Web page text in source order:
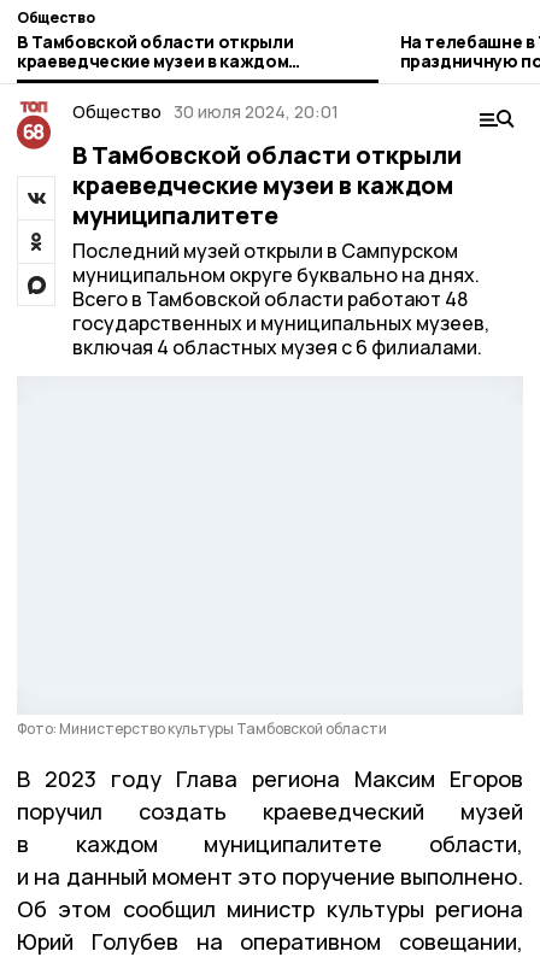
Общество
В Тамбовской области открыли
краеведческие музеи в каждом
муниципалитете
На телебашне
праздничную
РТРС
Общество
30 июля 2024, 20:01
В Тамбовской области открыли
краеведческие музеи в каждом
муниципалитете
Последний музей открыли в Сампурском
муниципальном округе буквально на днях.
Всего в Тамбовской области работают 48
государственных и муниципальных музеев,
включая 4 областных музея с 6 филиалами.
Фото: Министерство культуры Тамбовской области
В 2023 году Глава региона Максим Егоров
поручил создать краеведческий музей
в каждом муниципалитете области,
и на данный момент это поручение выполнено.
Об этом сообщил министр культуры региона
Юрий Голубев на оперативном совещании,